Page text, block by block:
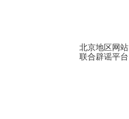
北京地区网站
联合辟谣平台